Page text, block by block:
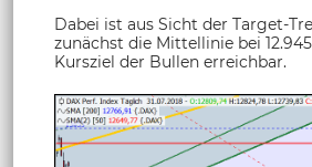
Dabei ist aus Sicht der Target-
zunächst die Mittellinie bei
Kursziel der Bullen erreichbar.